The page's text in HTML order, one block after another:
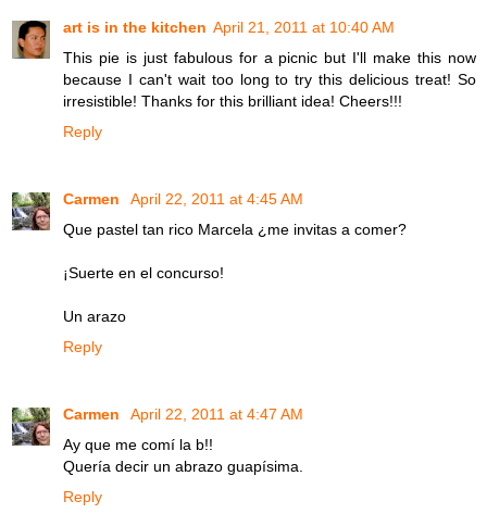
art is in the kitchen April 21, 2011 at 10:40 AM
This pie is just fabulous for a picnic but I'll make this now
because I can't wait too long to try this delicious treat! So
irresistible! Thanks for this brilliant idea! Cheers!!!
Reply
Carmen
April 22, 2011 at 4:45 AM
Que pastel tan rico Marcela ¿me invitas a comer?
¡Suerte en el concurso!
Un arazo
Reply
Carmen
April 22, 2011 at 4:47 AM
Ay que me comí la b!!
Quería decir un abrazo guapísima.
Reply